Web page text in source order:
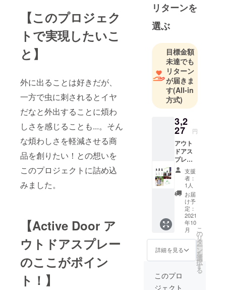
【このプロジェク
トで実現したいこ
と】
外に出ることは好きだが、
一方で虫に刺されるとイヤ
だなと外出することに煩わ
しさを感じることも...。そん
な煩わしさを軽減させる商
品を創りたい！との想いを
このプロジェクトに詰め込
みました。
【Active Door ア
ウトドアスプレー
のここがポイン
ト！】
かな食事の
用意は大変
な時代でし
た。
誰もが心豊
かな食事の
時間を過ご
せるよう電
熱器の製造
会社として
キシマを設
立しまし
木島岩吉は
そんな日常
のひとこま
を大切に思
い描きなが
ら様々な電
気製品を開
発したとい
います。
キシマの製
造は照明器
具や雑貨へ
リターンを
選ぶ
目標金額
未達でも
リターン
が届きま
す(All-in
方式)
3,2
27 円
アウト
ドアス
プレー3
本（無
香料・
ミン
ト・シ
トラ
ス）
セッ
ト！ ア
ウトド
アスプ
レー3本
販売価
格
3,234(
税込) ＋
支援
者：
1人
お届
け予
定：
2021
年10
月
詳細を見る
こ
の
リ
タ
ー
ン
を
選
択
す
る
このプロ
ジェクト